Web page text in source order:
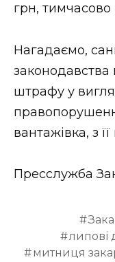
грн,
Нагадаємо,
штрафу у
вантажівка, з
Пресслужба
липові
митниця